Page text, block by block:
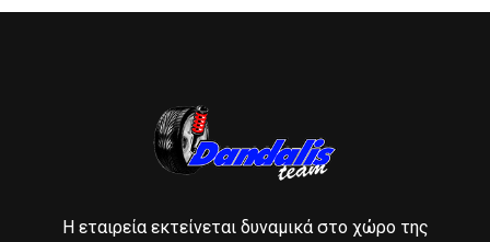
Η εταιρεία εκτείνεται δυναμικά στο χώρο της